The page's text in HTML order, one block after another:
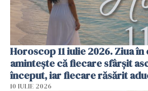
Horoscop 11 iulie 2026. Ziua
amintește că fiecare sfârșit
început, iar fiecare răsărit
10 IULIE 2026